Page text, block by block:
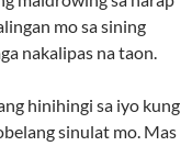
mo sa sining
nakalipas na taon.
hinihingi sa iyo kung
sinulat mo. Mas